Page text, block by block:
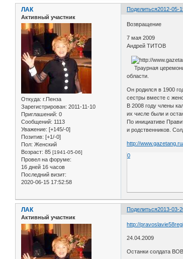
Поделиться2012-05-
ЛАК
Активный участник
Откуда: г.Пенза
Зарегистрирован: 2011-11-10
Приглашений: 0
Сообщений: 1113
Уважение: [+145/-0]
Позитив: [+1/-0]
Пол: Женский
Возраст: 85 [1941-05-06]
Провел на форуме:
16 дней 16 часов
Последний визит:
2020-06-15 17:52:58
Возвращение
7 мая 2009
Андрей ТИТОВ
Траурная
области.
Он родился в 1900
сестры вместе с
В 2008 году члены
их числе были и
По инициативе
и родственников.
http://
0
Поделиться2013-03-
ЛАК
Активный участник
http://
24.04.2009
Останки солдата